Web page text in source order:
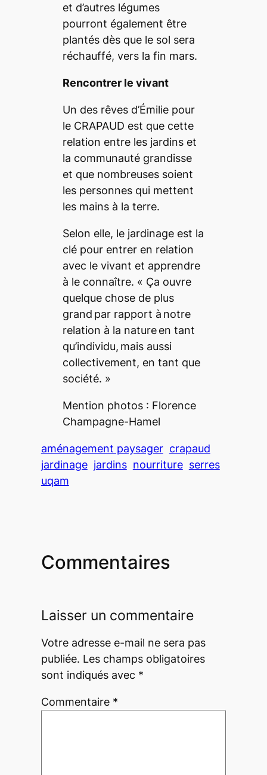
et d’autres légumes
pourront également être
plantés dès que le sol sera
réchauffé, vers la fin mars.
Rencontrer le vivant
Un des rêves d’Émilie pour
le CRAPAUD est que cette
relation entre les jardins et
la communauté grandisse
et que nombreuses soient
les personnes qui mettent
les mains à la terre.
Selon elle, le jardinage est la
clé pour entrer en relation
avec le vivant et apprendre
à le connaître. « Ça ouvre
quelque chose de plus
grand par rapport à notre
relation à la nature en tant
qu’individu, mais aussi
collectivement, en tant que
société. »
Mention photos : Florence
Champagne-Hamel
aménagement paysager crapaud
jardinage jardins nourriture serres
uqam
Commentaires
Laisser un commentaire
Votre adresse e-mail ne sera pas
publiée. Les champs obligatoires
sont indiqués avec *
Commentaire *